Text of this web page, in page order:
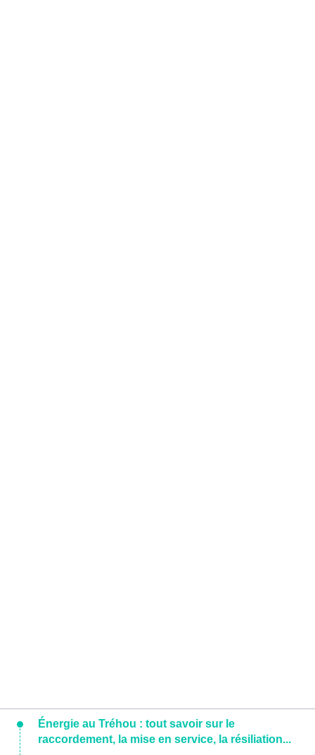
Énergie au Tréhou : tout savoir sur le
raccordement, la mise en service, la résiliation...